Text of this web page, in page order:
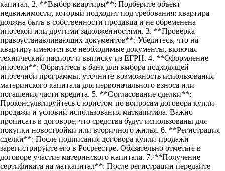
капитал. 2. **Выбор квартиры**: Подберите объект
недвижимости, который подходит под требования: квартира
должна быть в собственности продавца и не обременена
ипотекой или другими задолженностями. 3. **Проверка
правоустанавливающих документов**: Убедитесь, что на
квартиру имеются все необходимые документы, включая
технический паспорт и выписку из ЕГРН. 4. **Оформление
ипотеки**: Обратитесь в банк для выбора подходящей
ипотечной программы, уточните возможность использования
материнского капитала для первоначального взноса или
погашения части кредита. 5. **Согласование сделки**:
Проконсультируйтесь с юристом по вопросам договора купли-
продажи и условий использования маткапитала. Важно
прописать в договоре, что средства будут использованы для
покупки новостройки или вторичного жилья. 6. **Регистрация
сделки**: После подписания договора купли-продажи
зарегистрируйте его в Росреестре. Обязательно отметьте в
договоре участие материнского капитала. 7. **Получение
сертификата на маткапитал**: После регистрации передайте